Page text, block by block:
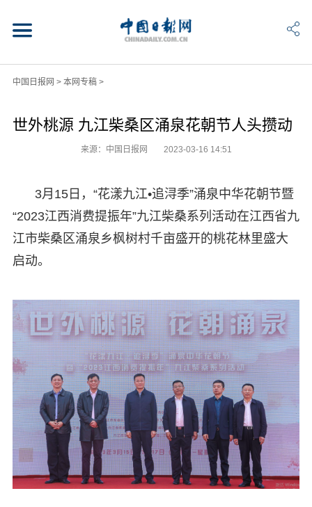
中国日报网 > 本网专稿>
世外桃源 九江柴桑区涌泉花朝节人头攒动
来源：中国日报网 2023-03-16 14:51
3月15日，“花漾九江•追浔季”涌泉中华花朝节暨
“2023江西消费提振年”九江柴桑系列活动在江西省九
江市柴桑区涌泉乡枫树村千亩盛开的桃花林里盛大
启动。